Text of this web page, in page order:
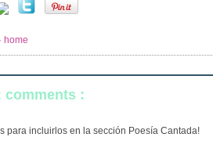
home
comments :
para incluirlos en la sección Poesía Cantada!